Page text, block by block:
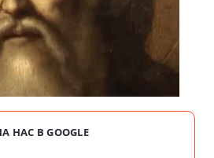
НАС В GOOGLE